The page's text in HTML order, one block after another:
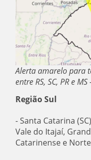
Alerta amarelo para
entre RS, SC, PR e
Região Sul
- Santa Catarina
Vale do Itajaí,
Catarinense e